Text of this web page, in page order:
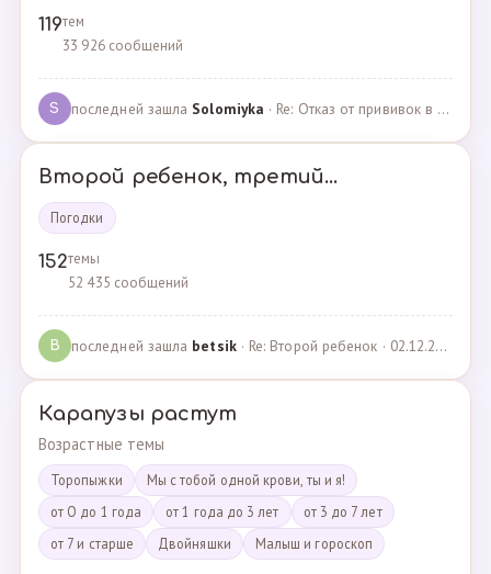
119тем
33 926 сообщений
S последней зашла Solomiyka · Re: Отказ от прививок в роддоме · 07.05.2022
Второй ребенок, третий...
Погодки
152темы
52 435 сообщений
B последней зашла betsik· Re: Второй ребенок · 02.12.2023
Карапузы растут
Возрастные темы
Торопыжки
Мы с тобой одной крови, ты и я!
от О до 1 года
от 1 года до 3 лет
от 3 до 7 лет
от 7 и старше
Двойняшки Малыш и гороскоп